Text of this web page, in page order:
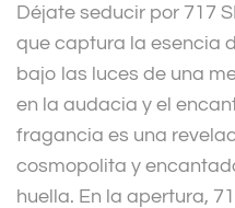
e
:
Déjate seducir por 717
que captura la esencia
bajo las luces de una
en la audacia y el
fragancia es una
cosmopolita y
huella. En la apertura,